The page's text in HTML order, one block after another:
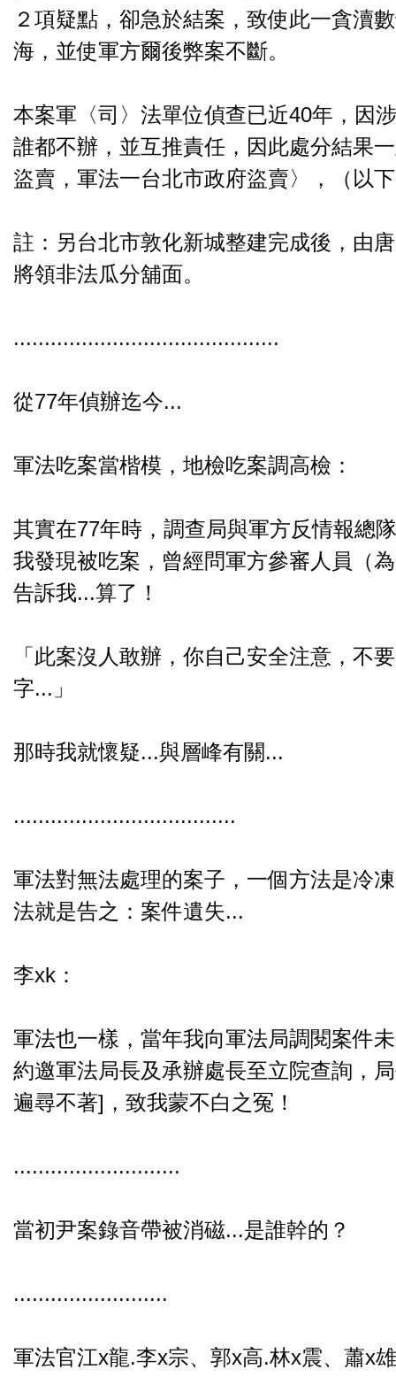
２項疑點，卻急於結案，致使此一貪瀆
海，並使軍方爾後弊案不斷。
本案軍〈司〉法單位偵查已近40年，因
誰都不辦，並互推責任，因此處分結果
盜賣，軍法一台北市政府盜賣〉，（以
註：另台北市敦化新城整建完成後，由
將領非法瓜分舖面。
...........................................
從77年偵辦迄今...
軍法吃案當楷模，地檢吃案調高檢：
其實在77年時，調查局與軍方反情報總
我發現被吃案，曾經問軍方參審人員（
告訴我...算了！
「此案沒人敢辦，你自己安全注意，不
字...」
那時我就懷疑...與層峰有關...
....................................
軍法對無法處理的案子，一個方法是冷
法就是告之：案件遺失...
李xk：
軍法也一樣，當年我向軍法局調閱案件
約邀軍法局長及承辦處長至立院查詢，
遍尋不著]，致我蒙不白之冤！
...........................
當初尹案錄音帶被消磁...是誰幹的？
.........................
軍法官江x龍.李x宗、郭x高.林x震、蕭x